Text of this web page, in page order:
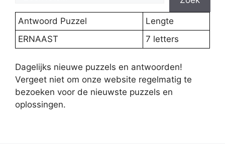
Antwoord Puzzel
Lengte
ERNAAST
7 letters
Dagelijks nieuwe puzzels en antwoorden!
Vergeet niet om onze website regelmatig te
bezoeken voor de nieuwste puzzels en
oplossingen.